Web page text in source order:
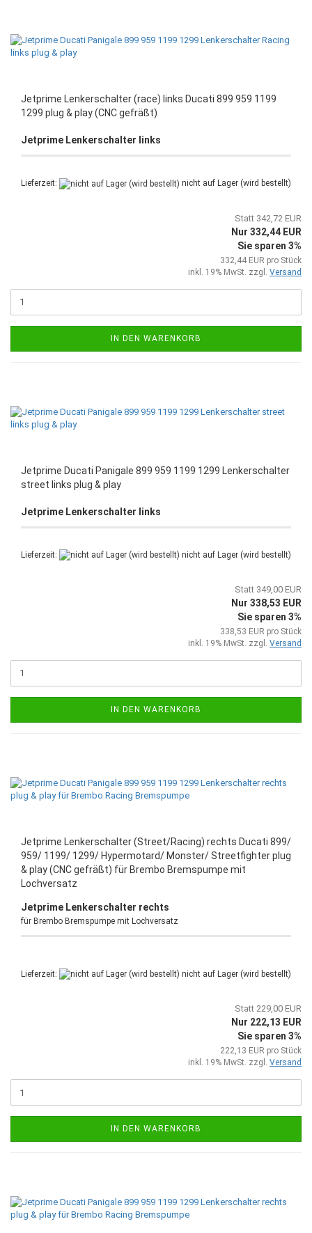
Jetprime Lenkerschalter (race) links Ducati 899 959 1199
1299 plug & play (CNC gefräßt)
Jetprime Lenkerschalter links
Lieferzeit: nicht auf Lager (wird bestellt)
Statt 342,72 EUR
Nur 332,44 EUR
Sie sparen 3%
332,44 EUR pro Stück
inkl. 19% MwSt. zzgl. Versand
IN DEN WARENKORB
Jetprime Ducati Panigale 899 959 1199 1299 Lenkerschalter
street links plug & play
Jetprime Lenkerschalter links
Lieferzeit: nicht auf Lager (wird bestellt)
Statt 349,00 EUR
Nur 338,53 EUR
Sie sparen 3%
338,53 EUR pro Stück
inkl. 19% MwSt. zzgl. Versand
IN DEN WARENKORB
Jetprime Lenkerschalter (Street/Racing) rechts Ducati 899/
959/ 1199/ 1299/ Hypermotard/ Monster/ Streetfighter plug
& play (CNC gefräßt) für Brembo Bremspumpe mit
Lochversatz
Jetprime Lenkerschalter rechts
für Brembo Bremspumpe mit Lochversatz
Lieferzeit: nicht auf Lager (wird bestellt)
Statt 229,00 EUR
Nur 222,13 EUR
Sie sparen 3%
222,13 EUR pro Stück
inkl. 19% MwSt. zzgl. Versand
IN DEN WARENKORB